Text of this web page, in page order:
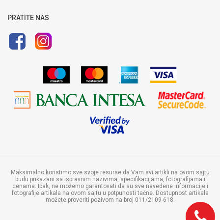
Uputstvo za online kupovinu
PRATITE NAS
Maksimalno koristimo sve svoje resurse da Vam svi artikli na ovom sajtu
budu prikazani sa ispravnim nazivima, specifikacijama, fotografijama i
cenama. Ipak, ne možemo garantovati da su sve navedene informacije i
fotografije artikala na ovom sajtu u potpunosti tačne. Dostupnost artikala
možete proveriti pozivom na broj 011/2109-618.